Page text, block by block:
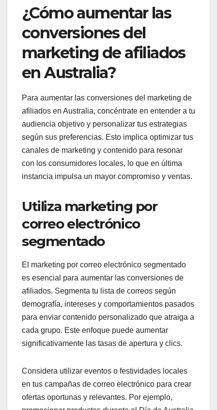
¿Cómo aumentar las
conversiones del
marketing de afiliados
en Australia?
Para aumentar las conversiones del marketing de
afiliados en Australia, concéntrate en entender a tu
audiencia objetivo y personalizar tus estrategias
según sus preferencias. Esto implica optimizar tus
canales de marketing y contenido para resonar
con los consumidores locales, lo que en última
instancia impulsa un mayor compromiso y ventas.
Utiliza marketing por
correo electrónico
segmentado
El marketing por correo electrónico segmentado
es esencial para aumentar las conversiones de
afiliados. Segmenta tu lista de correos según
demografía, intereses y comportamientos pasados
para enviar contenido personalizado que atraiga a
cada grupo. Este enfoque puede aumentar
significativamente las tasas de apertura y clics.
Considera utilizar eventos o festividades locales
en tus campañas de correo electrónico para crear
ofertas oportunas y relevantes. Por ejemplo,